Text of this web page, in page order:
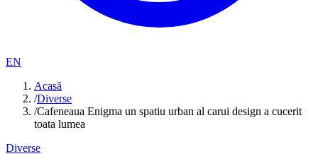
EN
Acasă
/Diverse
/Cafeneaua Enigma un spatiu urban al carui design a cucerit
toata lumea
Diverse